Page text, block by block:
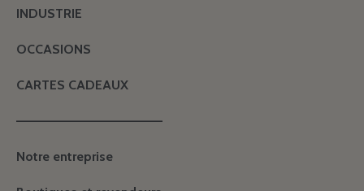
INDUSTRIE
OCCASIONS
CARTES CADEAUX
———————————————
Notre entreprise